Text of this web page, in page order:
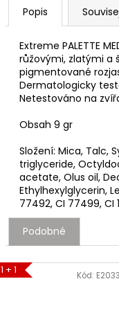
Popis
Extreme PALETTE
růžovými, zlatými a
pigmentované
Dermatologicky
Netestováno na
Obsah 9 gr
Složení: Mica, Talc,
triglyceride,
acetate, Olus oil,
Ethylhexylglycerin,
77492, CI 77499, CI
Podobné
1 + 1 Kód: